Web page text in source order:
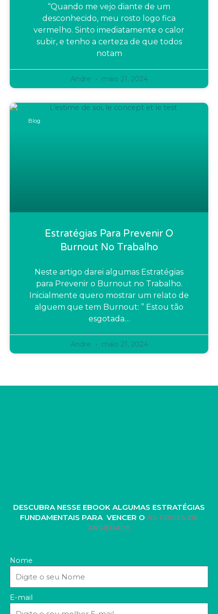
“Quando me vejo diante de um
desconhecido, meu rosto logo fica
vermelho. Sinto imediatamente o calor
subir, e tenho a certeza de que todos
notam
Andre maio 21, 2024
Blog
Estratégias Para Prevenir O
Burnout No Trabalho
Neste artigo darei algumas Estratégias
para Prevenir o Burnout no Trabalho.
Inicialmente quero mostrar um relato de
alguem que tem Burnout: ” Estou tão
esgotada…
Andre maio 21, 2024
DESCUBRA NESSE EBOOK ALGUMAS ESTRATÉGIAS
FUNDAMENTAIS PARA VENCER O AS CRISES DE
ANSIEDADE
Nome
E-mail